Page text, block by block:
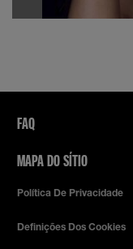
FAQ
MAPA DO SÍTIO
Política De Privacidade
Definições Dos Cookies